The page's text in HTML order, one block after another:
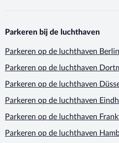
Parkeren bij de luchthaven
Parkeren op de luchthaven
Parkeren op de luchthaven
Parkeren op de luchthaven
Parkeren op de luchthaven
Parkeren op de luchthaven
Parkeren op de luchthaven